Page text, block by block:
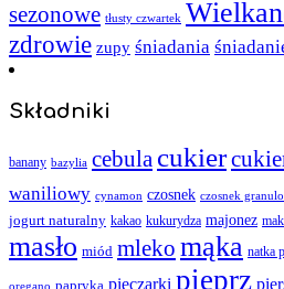
sezonowe tłusty czwartek
zdrowie zupy śniadania
Składniki
banany bazylia cebula cukier
waniliowy cynamon czosnek czosnek
jogurt naturalny kakao kukurydza majonez
masło miód mleko mąka natka
oregano papryka pieczarki pieprz